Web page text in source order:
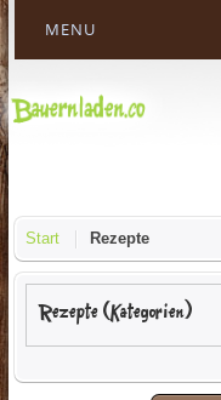
MENU
Start Rezepte
Rezepte (Kategorien)